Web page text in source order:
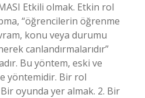
Etkili olmak. Etkin rol
“öğrencilerin öğrenme
konu veya durumu
canlandırmalarıdır”
Bu yöntem, eski ve
yöntemidir. Bir rol
oyunda yer almak. 2. Bir